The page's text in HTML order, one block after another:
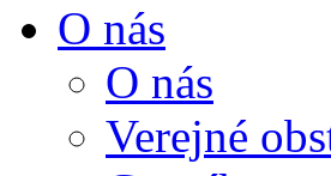
O nás
O nás
Verejné